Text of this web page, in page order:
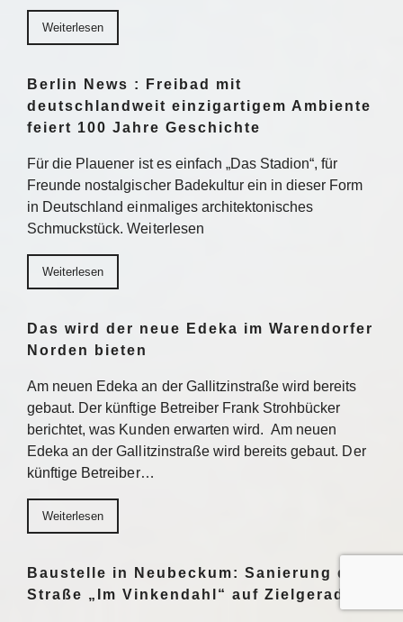
Weiterlesen
Berlin News : Freibad mit
deutschlandweit einzigartigem Ambiente
feiert 100 Jahre Geschichte
Für die Plauener ist es einfach „Das Stadion“, für
Freunde nostalgischer Badekultur ein in dieser Form
in Deutschland einmaliges architektonisches
Schmuckstück. Weiterlesen
Weiterlesen
Das wird der neue Edeka im Warendorfer
Norden bieten
Am neuen Edeka an der Gallitzinstraße wird bereits
gebaut. Der künftige Betreiber Frank Strohbücker
berichtet, was Kunden erwarten wird. Am neuen
Edeka an der Gallitzinstraße wird bereits gebaut. Der
künftige Betreiber…
Weiterlesen
Baustelle in Neubeckum: Sanierung der
Straße „Im Vinkendahl“ auf Zielgeraden